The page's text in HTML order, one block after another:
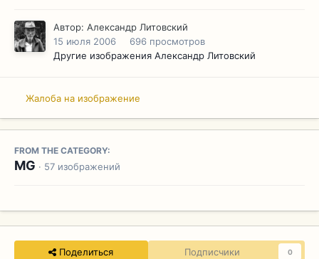
Автор: Александр Литовский
15 июля 2006
696 просмотров
Другие изображения Александр Литовский
Жалоба на изображение
FROM THE CATEGORY:
MG · 57 изображений
Поделиться Подписчики 0